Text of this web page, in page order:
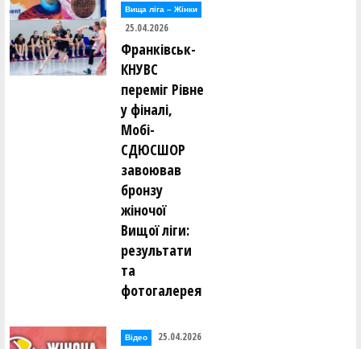
Вища лiга – Жiнки
25.04.2026
Франківськ-
КНУВС
переміг Рівне
у фіналі,
Мобі-
СДЮСШОР
завоював
бронзу
жіночої
Вищої ліги:
результати
та
фотогалерея
Відео 25.04.2026